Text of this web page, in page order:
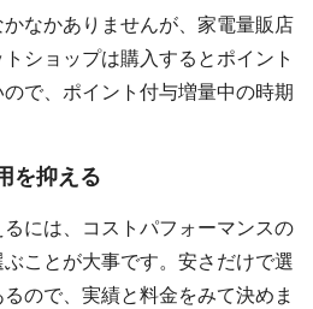
なかありませんが、家電量販店
ショップは購入するとポイント
で、ポイント付与増量中の時期
を抑える
には、コストパフォーマンスの
ことが大事です。安さだけで選
ので、実績と料金をみて決めま